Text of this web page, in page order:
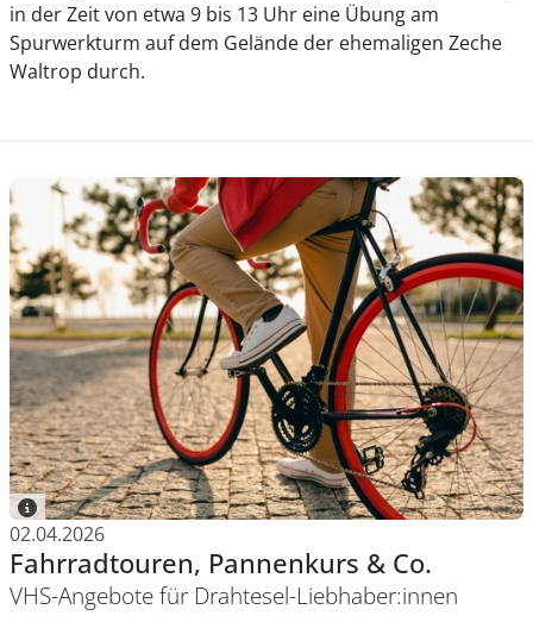
in der Zeit von etwa 9 bis 13 Uhr eine Übung am
Spurwerkturm auf dem Gelände der ehemaligen Zeche
Waltrop durch.
02.04.2026
Fahrradtouren, Pannenkurs & Co.
VHS-Angebote für Drahtesel-Liebhaber:innen